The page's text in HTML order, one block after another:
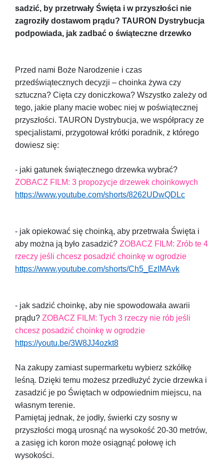
sadzić, by przetrwały Święta i w przyszłości nie
zagroziły dostawom prądu? TAURON Dystrybucja
podpowiada, jak zadbać o świąteczne drzewko
Przed nami Boże Narodzenie i czas
przedświątecznych decyzji – choinka żywa czy
sztuczna? Cięta czy doniczkowa? Wszystko zależy od
tego, jakie plany macie wobec niej w poświątecznej
przyszłości. TAURON Dystrybucja, we współpracy ze
specjalistami, przygotował krótki poradnik, z którego
dowiesz się:
- jaki gatunek świątecznego drzewka wybrać?
ZOBACZ FILM: 3 propozycje drzewek choinkowych
https://www.youtube.com/shorts/8262UDwQDLc
- jak opiekować się choinką, aby przetrwała Święta i
aby można ją było zasadzić? ZOBACZ FILM: Zrób te 4
rzeczy jeśli chcesz posadzić choinkę w ogrodzie
https://www.youtube.com/shorts/Ch5_EzIMAvk
- jak sadzić choinkę, aby nie spowodowała awarii
prądu? ZOBACZ FILM: Tych 3 rzeczy nie rób jeśli
chcesz posadzić choinkę w ogrodzie
https://youtu.be/3W8JJ4ozkt8
Na zakupy zamiast supermarketu wybierz szkółkę
leśną. Dzięki temu możesz przedłużyć życie drzewka i
zasadzić je po Świętach w odpowiednim miejscu, na
własnym terenie.
Pamiętaj jednak, że jodły, świerki czy sosny w
przyszłości mogą urosnąć na wysokość 20-30 metrów,
a zasięg ich koron może osiągnąć połowę ich
wysokości.